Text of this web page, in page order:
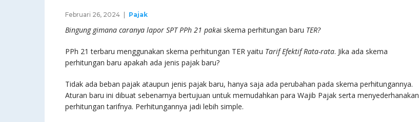
Februari 26, 2024 Pajak
Bingung gimana caranya lapor SPT PPh 21 pakai skema perhitungan baru TER?
PPh 21 terbaru menggunakan skema perhitungan TER yaitu Tarif Efektif Rata-rata. Jika ada skema
perhitungan baru apakah ada jenis pajak baru?
Tidak ada beban pajak ataupun jenis pajak baru, hanya saja ada perubahan pada skema perhitungannya.
Aturan baru ini dibuat sebenarnya bertujuan untuk memudahkan para Wajib Pajak serta menyederhanakan
perhitungan tarifnya. Perhitungannya jadi lebih simple.